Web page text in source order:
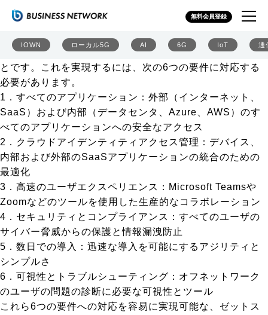
無料会員登録
IOWN ローカル5G AI 6G IoT 通
「その“在宅勤務”は安全か？」多くの企業がクラウドセキ
ュリティを導入し始めたワケ
ビジネスレジリエンスの鍵は、従業員の健康を確保しつ
つ、オフィスと同様に自宅でも生産的かつ安全を高めるこ
とです。これを実現するには、次の6つの要件に対応する
必要があります。
1．すべてのアプリケーション：外部（インターネット、
SaaS）および内部（データセンタ、Azure、AWS）のす
べてのアプリケーションへの安全なアクセス
2．クラウドアイデンティティアクセス管理：デバイス、
内部および外部のSaaSアプリケーションの統合のための
最適化
3．高速のユーザエクスペリエンス：Microsoft Teamsや
Zoomなどのツールを使用した生産的なコラボレーション
4．セキュリティとコンプライアンス：すべてのユーザの
サイバー脅威からの保護と情報漏洩防止
5．数日での導入：迅速な導入を可能にするアジリティと
シンプルさ
6．可視性とトラブルシューティング：オフネットワーク
のユーザの問題の診断に必要な可視性とツール
これら6つの要件への対応を容易に実現可能な、ゼットス